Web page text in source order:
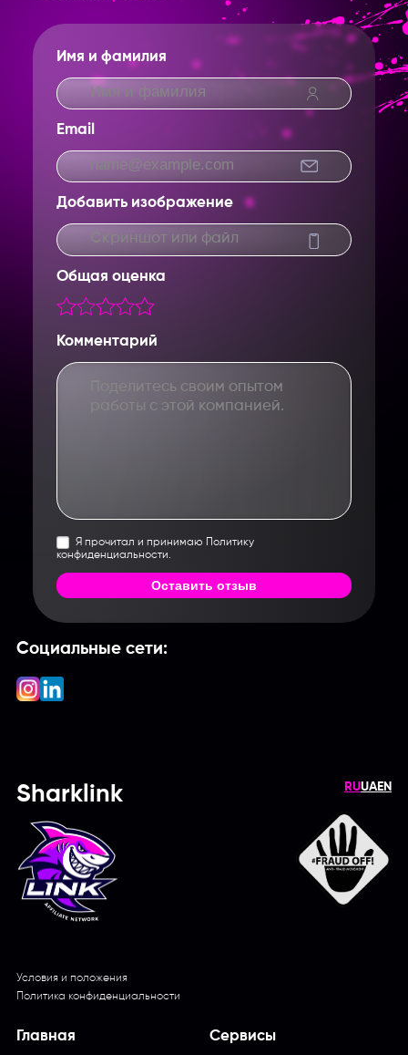
Введите название партнерки,
сервиса,команды и т.п.
Социальные сети:
Имя и фамилия
Email
Добавить изображение
Скриншот или файл
Общая оценка
Комментарий
Я прочитал и принимаю Политику
конфиденциальности.
Оставить отзыв
Sharklink RUUAEN
Условия и положения
Политика конфиденциальности
Главная Сервисы